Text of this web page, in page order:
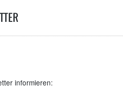
informieren: